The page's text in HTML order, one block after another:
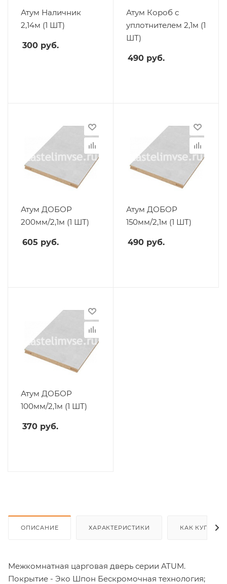
Атум Наличник
2,14м (1 ШТ)
300 руб.
Атум Короб с
уплотнителем 2,1м (1
ШТ)
490 руб.
Атум ДОБОР
200мм/2,1м (1 ШТ)
605 руб.
Атум ДОБОР
150мм/2,1м (1 ШТ)
490 руб.
Атум ДОБОР
100мм/2,1м (1 ШТ)
370 руб.
ОПИСАНИЕ ХАРАКТЕРИСТИКИ КАК КУПИТЬ
Межкомнатная царговая дверь серии ATUM.
Покрытие - Эко Шпон Бескромочная технология;